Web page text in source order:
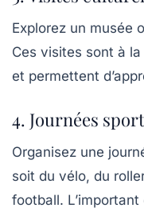
Explorez un musée
Ces visites sont à la
et permettent
4. Journées
Organisez une
soit du vélo, du
football.